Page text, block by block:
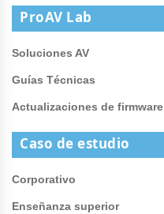
ProAV Lab
Soluciones AV
Guías Técnicas
Actualizaciones de firmware
Caso de estudio
Corporativo
Enseñanza superior